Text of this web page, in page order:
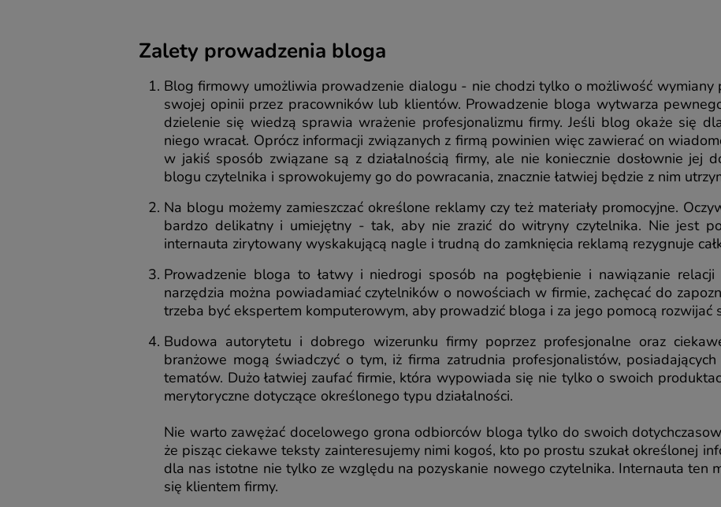
Zalety prowadzenia bloga
Blog firmowy umożliwia prowadzenie dialogu - nie chodzi tylko o możliwość wymiany
swojej opinii przez pracowników lub klientów. Prowadzenie bloga wytwarza
dzielenie się wiedzą sprawia wrażenie profesjonalizmu firmy. Jeśli blog okaże się
niego wracał. Oprócz informacji związanych z firmą powinien więc zawierać on
w jakiś sposób związane są z działalnością firmy, ale nie koniecznie dosłownie jej
blogu czytelnika i sprowokujemy go do powracania, znacznie łatwiej będzie z nim
Na blogu możemy zamieszczać określone reklamy czy też materiały promocyjne.
bardzo delikatny i umiejętny - tak, aby nie zrazić do witryny czytelnika. Nie jest
internauta zirytowany wyskakującą nagle i trudną do zamknięcia reklamą rezygnuje
Prowadzenie bloga to łatwy i niedrogi sposób na pogłębienie i nawiązanie
narzędzia można powiadamiać czytelników o nowościach w firmie, zachęcać do
trzeba być ekspertem komputerowym, aby prowadzić bloga i za jego pomocą rozwijać
Budowa autorytetu i dobrego wizerunku firmy poprzez profesjonalne oraz
branżowe mogą świadczyć o tym, iż firma zatrudnia profesjonalistów,
tematów. Dużo łatwiej zaufać firmie, która wypowiada się nie tylko o swoich
merytoryczne dotyczące określonego typu działalności.
Nie warto zawężać docelowego grona odbiorców bloga tylko do swoich
że pisząc ciekawe teksty zainteresujemy nimi kogoś, kto po prostu szukał określonej
dla nas istotne nie tylko ze względu na pozyskanie nowego czytelnika. Internauta ten
się klientem firmy.